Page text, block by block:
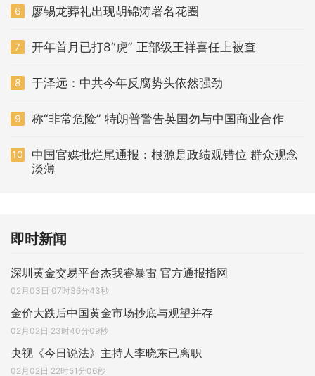
6 廖锡龙葬礼出现胡锦涛署名花圈
7 开年首月已打8“虎” 正部级王祥喜任上被查
8 于泽远：中共今年反腐势头依然强劲
9 称“非常危险” 特朗普警告英国勿与中国商业合作
10
中国官媒批烂尾通报：根源是政绩观错位 群众观念
淡薄
即时新闻
深圳黄金交易平台杰我睿暴雷 官方通报指网
02月03日 07时36分43秒
金价大跌后中国黄金市场抄底与观望并存
02月02日 23时40分09秒
央视《今日说法》主持人李晓东已离职
02月02日 22时51分06秒